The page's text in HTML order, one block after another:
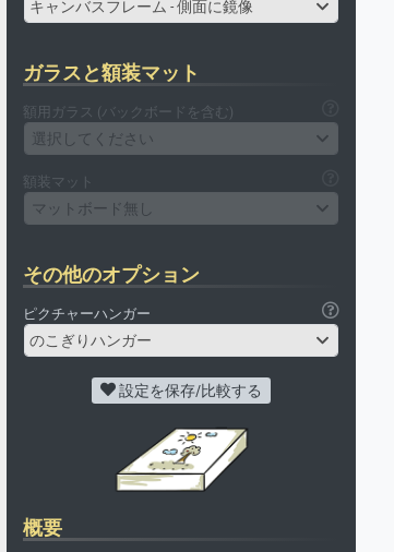
キャンバスフレーム - 側面に鏡像
ガラスと額装マット
額用ガラス (バックボードを含む)
選択してください
額装マット
マットボード無し
その他のオプション
ピクチャーハンガー
のこぎりハンガー
設定を保存/比較する
概要